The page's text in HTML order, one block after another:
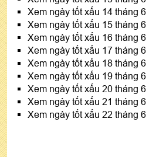
Xem ngày tốt xấu 14 tháng
Xem ngày tốt xấu 15 tháng
Xem ngày tốt xấu 16 tháng
Xem ngày tốt xấu 17 tháng
Xem ngày tốt xấu 18 tháng
Xem ngày tốt xấu 19 tháng
Xem ngày tốt xấu 20 tháng
Xem ngày tốt xấu 21 tháng
Xem ngày tốt xấu 22 tháng